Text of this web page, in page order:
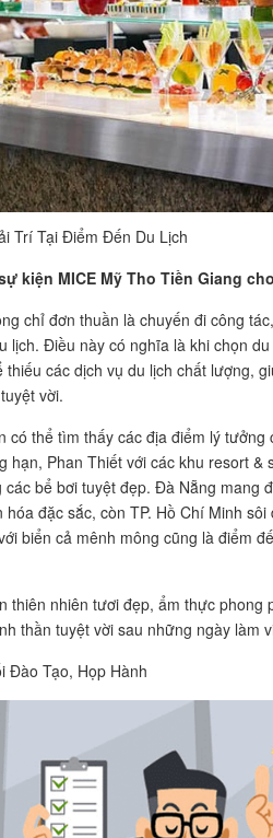
Trí Tại Điểm Đến Du Lịch
kiện MICE Mỹ Tho Tiền Giang
chỉ đơn thuần là chuyến đi công
lịch. Điều này có nghĩa là khi chọn
thiếu các dịch vụ du lịch chất lượng,
vời.
có thể tìm thấy các địa điểm lý tưởng
hạn, Phan Thiết với các khu resort &
bể bơi tuyệt đẹp. Đà Nẵng mang
hóa đặc sắc, còn TP. Hồ Chí Minh
biển cả mênh mông cũng là điểm
thiên nhiên tươi đẹp, ẩm thực phong
thần tuyệt vời sau những ngày làm
Đào Tạo, Họp Hành